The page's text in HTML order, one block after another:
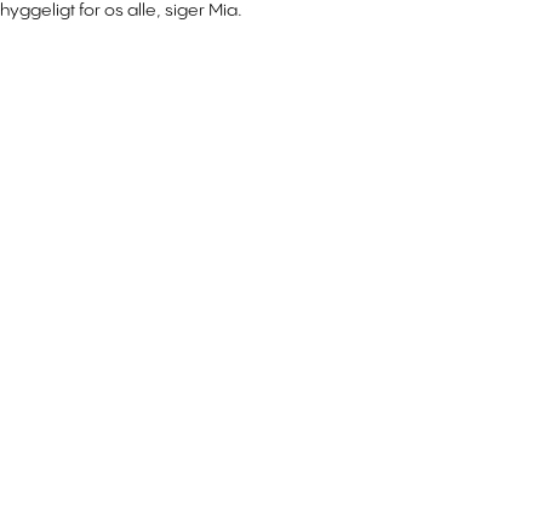
hyggeligt for os alle, siger Mia.